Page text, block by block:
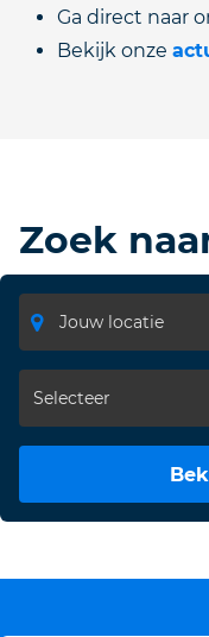
Ga direct naar
Bekijk onze
Zoek